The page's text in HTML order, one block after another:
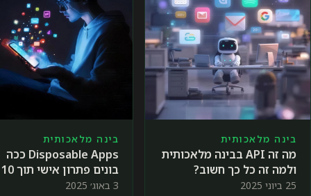
בינה מלאכותית
מה זה API בבינה מלאכותית
ולמה זה כל כך חשוב?
25 ביוני 2025
בינה מלאכותית
Disposable Apps ככה
בונים פתרון אישי תוך 10
דקות ♻️
3 באוג׳ 2025